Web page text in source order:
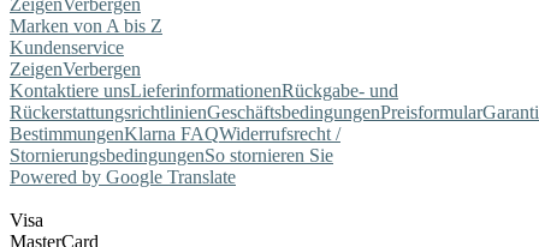
Marken von A bis Z
Kundenservice
ZeigenVerbergen
Kontaktiere unsLieferinformationenRückgabe- und
RückerstattungsrichtlinienGeschäftsbedingungenPreisformular
BestimmungenKlarna FAQWiderrufsrecht /
StornierungsbedingungenSo stornieren Sie
Powered by Google Translate
Visa
MasterCard